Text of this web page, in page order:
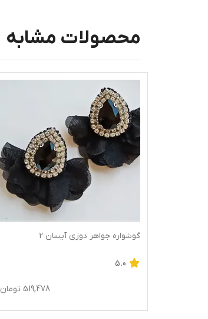
محصولات مشابه
گوشواره جواهر دوزی آیسان 2
5.0
519,478 تومان